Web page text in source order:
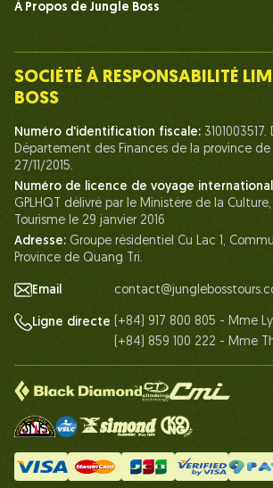
À Propos de Jungle Boss
Notre Équipe
Nos Certifications
Partenariats
Contactez-Nous
SOCIÉTÉ À RESPONSABILITÉ
BOSS
Numéro d'identification fiscale:
Département des Finances de la province
27/11/2015.
Numéro de licence de voyage
GPLHQT délivré par le Ministère de la
Tourisme le 29 janvier 2016
Adresse: Groupe résidentiel Cu Lac 1,
Province de Quang Tri.
Email
Ligne directe (+84) 917 800 805 - Mme Ly
(+84) 859 100 222 - Mme